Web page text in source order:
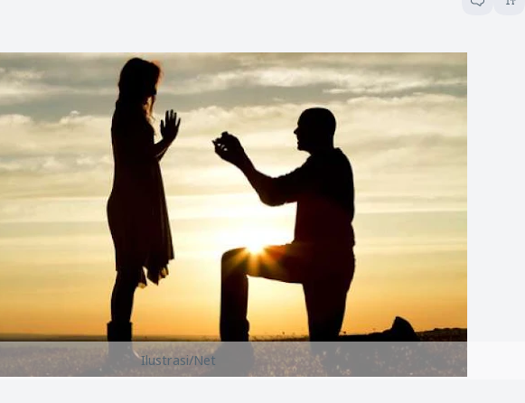
Ilustrasi/Net